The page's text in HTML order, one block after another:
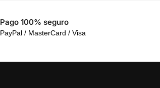
Pago 100% seguro
PayPal / MasterCard / Visa